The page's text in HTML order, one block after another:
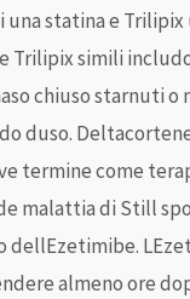
statina e
Trilipix simili
chiuso starnuti o
duso.
termine come
malattia di Still
almeno ore